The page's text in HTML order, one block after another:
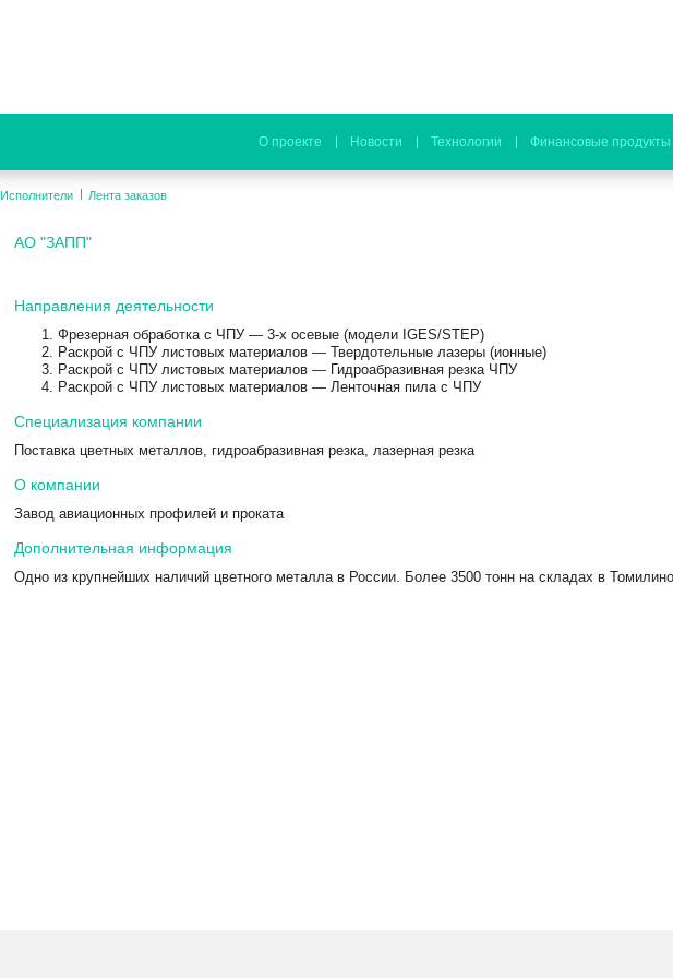
О проекте Новости Технологии Финансовые продукты
Исполнители Лента заказов
AO "ЗАПП"
Направления деятельности
Фрезерная обработка с ЧПУ — 3-х осевые (модели IGES/STEP)
Раскрой с ЧПУ листовых материалов — Твердотельные лазеры (ионные)
Раскрой с ЧПУ листовых материалов — Гидроабразивная резка ЧПУ
Раскрой с ЧПУ листовых материалов — Ленточная пила с ЧПУ
Специализация компании
Поставка цветных металлов, гидроабразивная резка, лазерная резка
О компании
Завод авиационных профилей и проката
Дополнительная информация
Одно из крупнейших наличий цветного металла в России. Более 3500 тонн на складах в